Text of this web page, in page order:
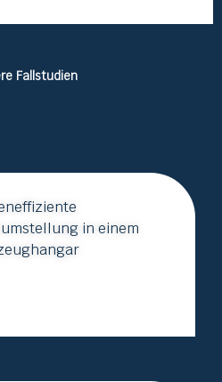
Fallstudien
in einem